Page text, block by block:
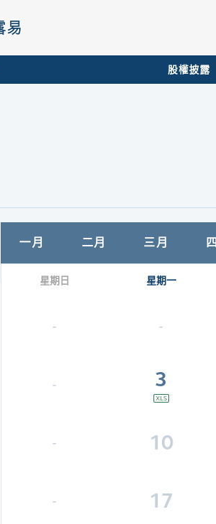
股權披露
一月 二月 三月
星期日 星期一
- -
- 3
- 10
- 17